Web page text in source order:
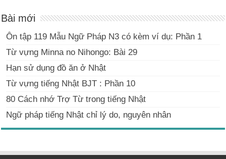
Bài mới
Ôn tập 119 Mẫu Ngữ Pháp N3 có kèm ví dụ: Phần 1
Từ vựng Minna no Nihongo: Bài 29
Hạn sử dụng đồ ăn ở Nhật
Từ vựng tiếng Nhật BJT : Phần 10
80 Cách nhớ Trợ Từ trong tiếng Nhật
Ngữ pháp tiếng Nhật chỉ lý do, nguyên nhân